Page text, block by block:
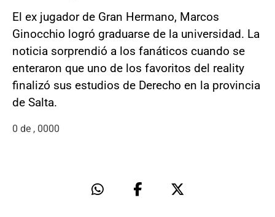
El ex jugador de Gran Hermano, Marcos
Ginocchio logró graduarse de la universidad. La
noticia sorprendió a los fanáticos cuando se
enteraron que uno de los favoritos del reality
finalizó sus estudios de Derecho en la provincia
de Salta.
0 de , 0000